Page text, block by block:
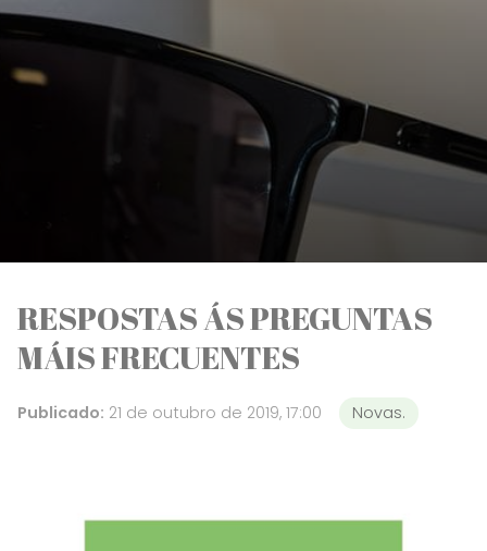
RESPOSTAS ÁS PREGUNTAS
MÁIS FRECUENTES
Publicado: 21 de outubro de 2019, 17:00 Novas.